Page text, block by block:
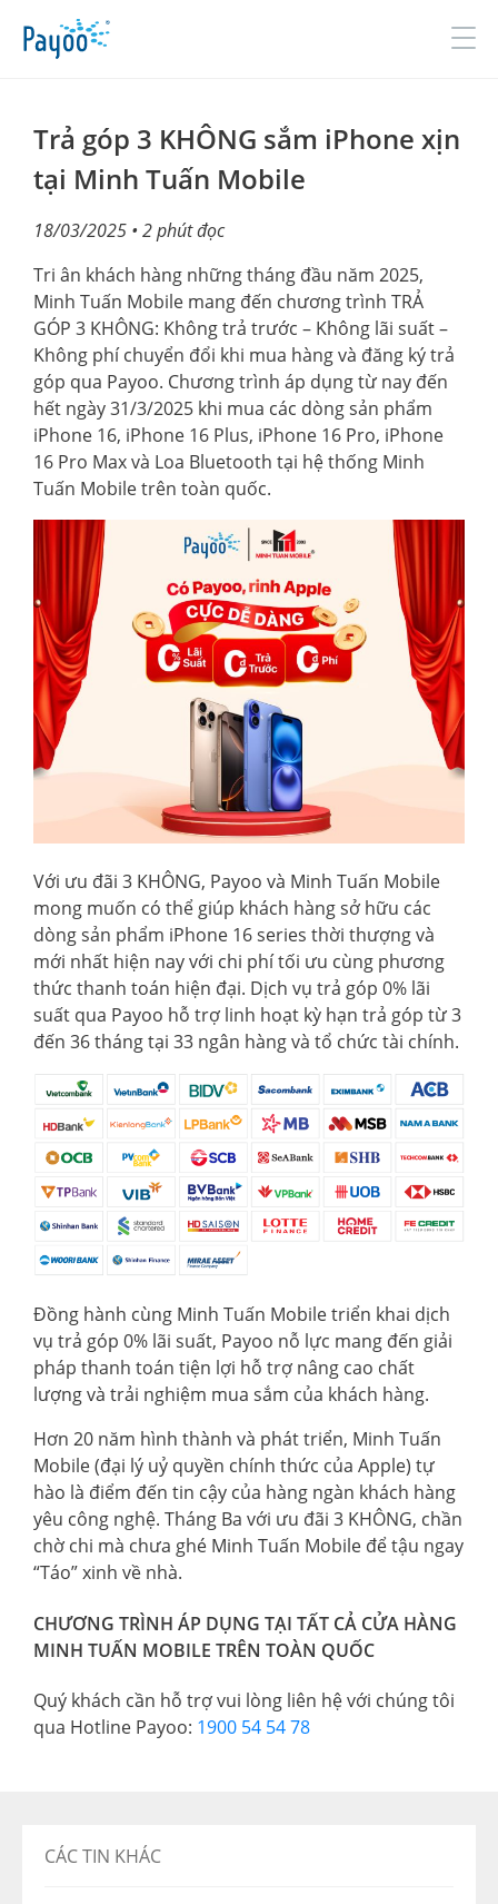
GIỚI THIỆU
SẢN PHẨM & DỊCH VỤ
TIN TỨC
ĐỐI TÁC
TUYỂN DỤNG
LIÊN HỆ
CÁC TIN KHÁC
Trả góp 3 KHÔNG sắm iPhone xịn
tại Minh Tuấn Mobile
18/03/2025 • 2 phút đọc
Tri ân khách hàng những tháng đầu năm 2025,
Minh Tuấn Mobile mang đến chương trình TRẢ
GÓP 3 KHÔNG: Không trả trước – Không lãi suất –
Không phí chuyển đổi khi mua hàng và đăng ký trả
góp qua Payoo. Chương trình áp dụng từ nay đến
hết ngày 31/3/2025 khi mua các dòng sản phẩm
iPhone 16, iPhone 16 Plus, iPhone 16 Pro, iPhone
16 Pro Max và Loa Bluetooth tại hệ thống Minh
Tuấn Mobile trên toàn quốc.
Với ưu đãi 3 KHÔNG, Payoo và Minh Tuấn Mobile
mong muốn có thể giúp khách hàng sở hữu các
dòng sản phẩm iPhone 16 series thời thượng và
mới nhất hiện nay với chi phí tối ưu cùng phương
thức thanh toán hiện đại. Dịch vụ trả góp 0% lãi
suất qua Payoo hỗ trợ linh hoạt kỳ hạn trả góp từ 3
đến 36 tháng tại 33 ngân hàng và tổ chức tài chính.
Đồng hành cùng Minh Tuấn Mobile triển khai dịch
vụ trả góp 0% lãi suất, Payoo nỗ lực mang đến giải
pháp thanh toán tiện lợi hỗ trợ nâng cao chất
lượng và trải nghiệm mua sắm của khách hàng.
Hơn 20 năm hình thành và phát triển, Minh Tuấn
Mobile (đại lý uỷ quyền chính thức của Apple) tự
hào là điểm đến tin cậy của hàng ngàn khách hàng
yêu công nghệ. Tháng Ba với ưu đãi 3 KHÔNG, chần
chờ chi mà chưa ghé Minh Tuấn Mobile để tậu ngay
“Táo” xinh về nhà.
CHƯƠNG TRÌNH ÁP DỤNG TẠI TẤT CẢ CỬA HÀNG
MINH TUẤN MOBILE TRÊN TOÀN QUỐC
Quý khách cần hỗ trợ vui lòng liên hệ với chúng tôi
qua Hotline Payoo: 1900 54 54 78